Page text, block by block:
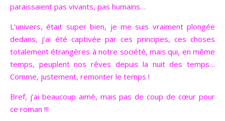
paraissaient pas vivants, pas humains…
L’univers, était super bien, je me suis vraiment plongée
dedans, j’ai été captivée par ces principes, ces choses
totalement étrangères à notre société, mais qui, en même
temps, peuplent nos rêves depuis la nuit des temps…
Comme, justement, remonter le temps !
Bref, j’ai beaucoup aimé, mais pas de coup de cœur pour
ce roman !!!